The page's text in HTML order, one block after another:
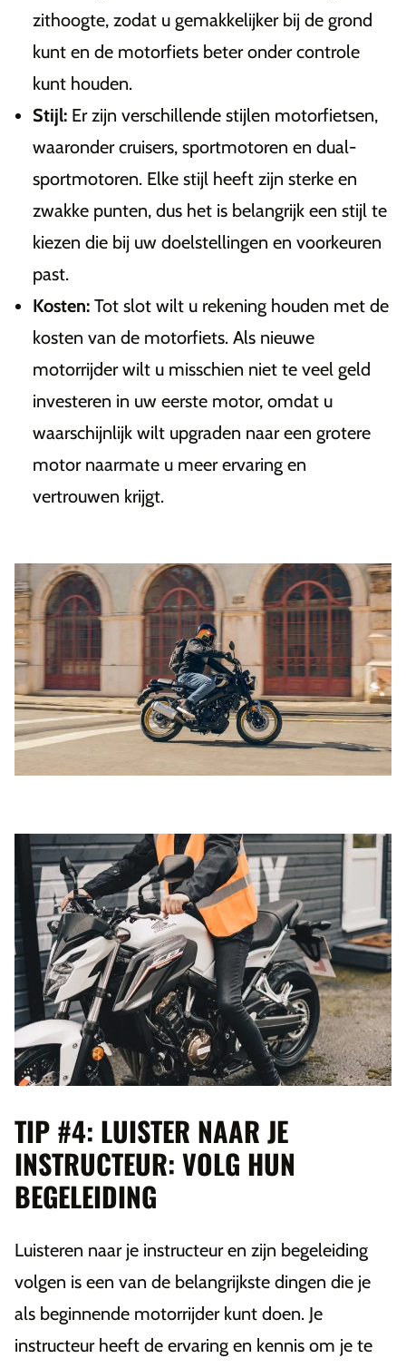
zithoogte, zodat u gemakkelijker bij de grond
kunt en de motorfiets beter onder controle
kunt houden.
Stijl: Er zijn verschillende stijlen motorfietsen,
waaronder cruisers, sportmotoren en dual-
sportmotoren. Elke stijl heeft zijn sterke en
zwakke punten, dus het is belangrijk een stijl te
kiezen die bij uw doelstellingen en voorkeuren
past.
Kosten: Tot slot wilt u rekening houden met de
kosten van de motorfiets. Als nieuwe
motorrijder wilt u misschien niet te veel geld
investeren in uw eerste motor, omdat u
waarschijnlijk wilt upgraden naar een grotere
motor naarmate u meer ervaring en
vertrouwen krijgt.
TIP #4: LUISTER NAAR JE
INSTRUCTEUR: VOLG HUN
BEGELEIDING
Luisteren naar je instructeur en zijn begeleiding
volgen is een van de belangrijkste dingen die je
als beginnende motorrijder kunt doen. Je
instructeur heeft de ervaring en kennis om je te